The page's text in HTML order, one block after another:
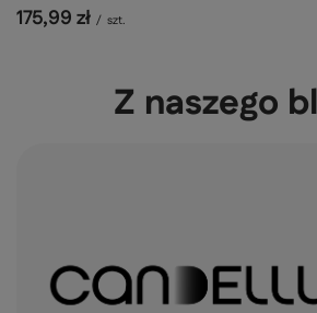
175,99 zł / szt.
Z naszego